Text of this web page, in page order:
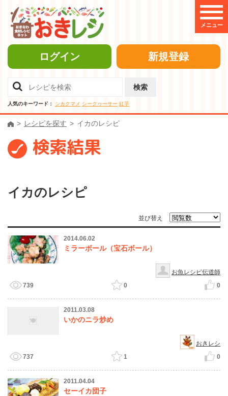
メニュー
ログイン 新規登録
検索
人気のキーワード： シカクマメ シークヮーサー 紅芋
レシピを探す イカのレシピ
検索結果
イカのレシピ
並び替え
2014.06.02
ミラーボール（宝石ボール）
お魚レシピ伝道師
739
0 0
2011.03.08
いかのニラ炒め
おきレシ
737
1 0
2011.04.04
セーイカ団子